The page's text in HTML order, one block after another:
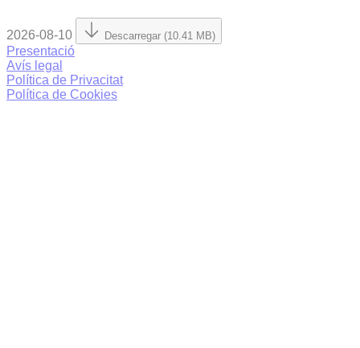
2026-08-10 Descarregar (10.41 MB)
Presentació
Avís legal
Política de Privacitat
Política de Cookies